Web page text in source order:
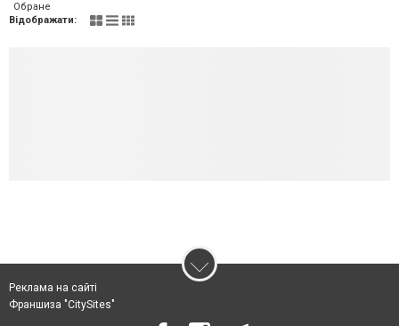
Обране
Відображати:
Реклама на сайті
Франшиза "CitySites"